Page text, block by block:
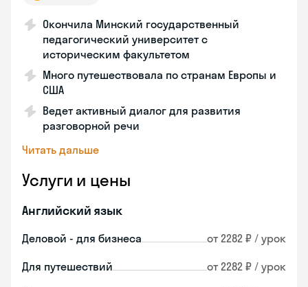
Окончила Минский государственный
педагогический университет с
историческим факультетом
Много путешествовала по странам Европы и
США
Ведет активный диалог для развития
разговорной речи
Читать дальше
Услуги и цены
Английский язык
Деловой - для бизнеса от 2282 ₽ / урок
Для путешествий от 2282 ₽ / урок